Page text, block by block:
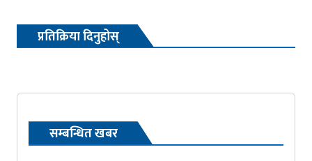
प्रतिक्रिया दिनुहोस्
सम्बन्धित खबर